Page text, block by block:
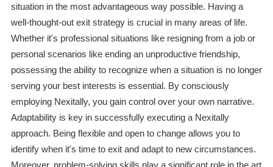
situation in the most advantageous way possible. Having a
well-thought-out exit strategy is crucial in many areas of life.
Whether it's professional situations like resigning from a job or
personal scenarios like ending an unproductive friendship,
possessing the ability to recognize when a situation is no longer
serving your best interests is essential. By consciously
employing Nexitally, you gain control over your own narrative.
Adaptability is key in successfully executing a Nexitally
approach. Being flexible and open to change allows you to
identify when it's time to exit and adapt to new circumstances.